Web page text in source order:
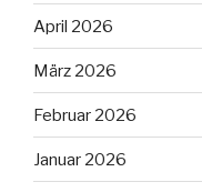
April 2026
März 2026
Februar 2026
Januar 2026